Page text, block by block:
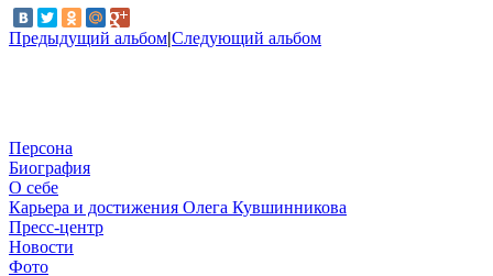
Предыдущий альбом|Следующий альбом
Персона
Биография
О себе
Карьера и достижения Олега Кувшинникова
Пресс-центр
Новости
Фото